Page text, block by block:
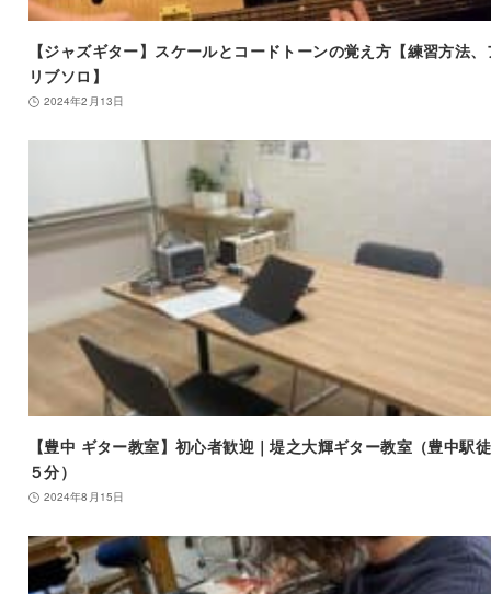
【ジャズギター】スケールとコードトーンの覚え方【練習方法、
リブソロ】
2024年2月13日
【豊中 ギター教室】初心者歓迎｜堤之大輝ギター教室（豊中駅
５分）
2024年8月15日